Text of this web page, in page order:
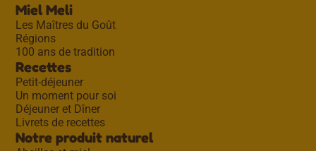
Miel Meli
Les Maîtres du Goût
Régions
100 ans de tradition
Recettes
Petit-déjeuner
Un moment pour soi
Déjeuner et Dîner
Livrets de recettes
Notre produit naturel